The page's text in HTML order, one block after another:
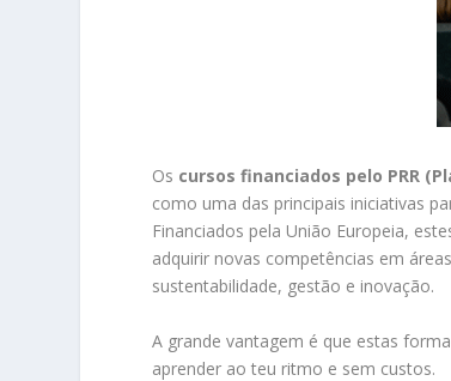
Os cursos financiados pelo PRR
como uma das principais iniciativas
Financiados pela União Europeia,
adquirir novas competências em
sustentabilidade, gestão e inovação.
A grande vantagem é que estas
aprender ao teu ritmo e sem custos.